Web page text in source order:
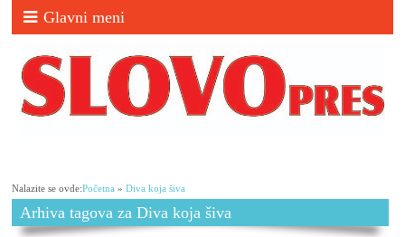
Glavni meni
Nalazite se ovde:Početna »Diva koja šiva
Arhiva tagova za Diva koja šiva